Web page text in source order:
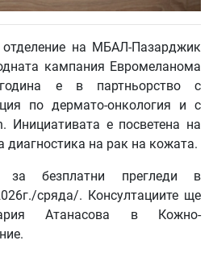
отделение на МБАЛ-Пазарджик
кампания Евромеланома
е в партньорство с
по дермато-онкология и с
Инициативата е посветена на
диагностика на рак на кожата.
за безплатни прегледи в
сряда/. Консултациите ще
Атанасова в Кожно-